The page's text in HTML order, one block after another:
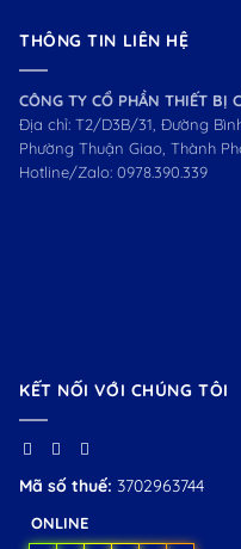
THÔNG TIN LIÊN HỆ
CÔNG TY CỔ PHẦN THIẾT BỊ
Địa chỉ: T2/D3B/31, Đường
Phường Thuận Giao, Thành
Hotline/Zalo: 0978.390.339
KẾT NỐI VỚI CHÚNG TÔI
Mã số thuế: 3702963744
ONLINE